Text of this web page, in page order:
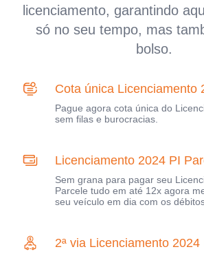
licenciamento, garantindo
só no seu tempo, mas
bolso.
Cota única Licenciamento
Pague agora cota única do
sem filas e burocracias.
Licenciamento 2024 PI
Sem grana para pagar seu
Parcele tudo em até 12x agora
seu veículo em dia com os
2ª via Licenciamento 2024